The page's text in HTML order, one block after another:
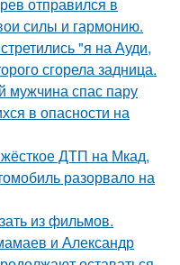
отправился в
силы и гармонию.
"я на Ауди,
сгорела задница.
мужчина спас пару
в опасности на
ДТП на Мкад,
разорвало на
из фильмов.
и Александр